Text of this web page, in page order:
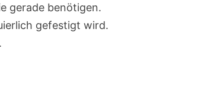
gerade benötigen.
gefestigt wird.